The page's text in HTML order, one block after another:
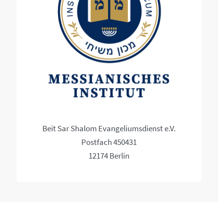
Beit Sar Shalom Evangeliumsdienst e.V.
Postfach 450431
12174 Berlin